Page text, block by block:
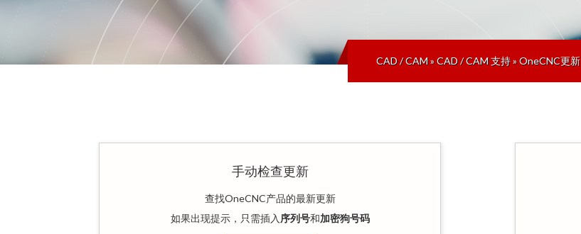
CAD / CAM»CAD / CAM 支持»OneCNC更新
手动检查更新
查找OneCNC产品的最新更新
如果出现提示，只需插入 序列号和加密狗号码